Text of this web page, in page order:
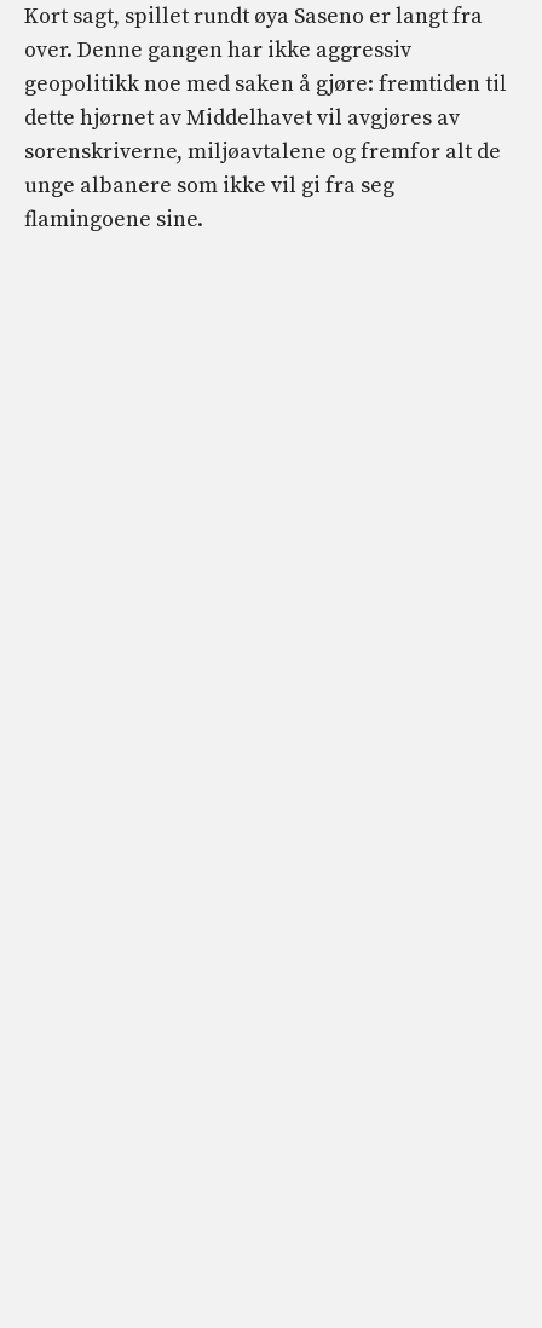
Kort sagt, spillet rundt øya Saseno er langt fra
over. Denne gangen har ikke aggressiv
geopolitikk noe med saken å gjøre: fremtiden til
dette hjørnet av Middelhavet vil avgjøres av
sorenskriverne, miljøavtalene og fremfor alt de
unge albanere som ikke vil gi fra seg
flamingoene sine.